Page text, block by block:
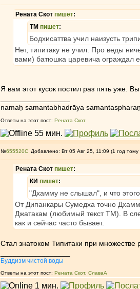
Рената Скот пишет:
ТМ пишет:
Бодхисаттва учил наизусть
Нет, типитаку не учил. Про веды
вами) батюшка царевича ограждал
Я вам этот кусок постил раз пять уже.
namaḥ samantabhadrāya
Ответы на этот пост: Рената Скот
№655520 Добавлено: Вт 05 Авг 25, 11:09 (1 год тому
Рената Скот пишет:
КИ пишет:
"Дхамму не слышал", и что
От Дипанкары Сумедха точно
Джатакам (любимый текст ТМ). В
как и сейчас часто бывает.
Стал знатоком Типитаки при
Буддизм чистой воды
Ответы на этот пост: Рената Скот, СлаваА